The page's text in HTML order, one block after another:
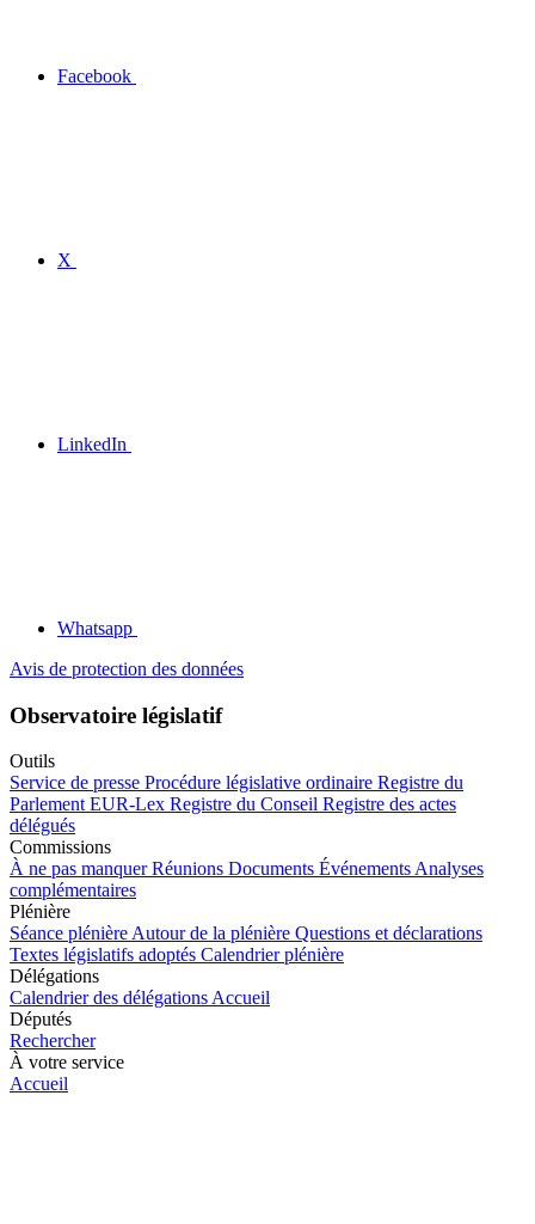
Facebook
X
LinkedIn
Whatsapp
Avis de protection des données
Observatoire législatif
Outils
Service de presse Procédure législative ordinaire Registre du
Parlement EUR-Lex Registre du Conseil Registre des actes
délégués
Commissions
À ne pas manquer Réunions Documents ÉvénementsAnalyses
complémentaires
Plénière
Séance plénièreAutour de la plénière Questions et déclarations
Textes législatifs adoptés Calendrier plénière
Délégations
Calendrier des délégationsAccueil
Députés
Rechercher
À votre service
Accueil